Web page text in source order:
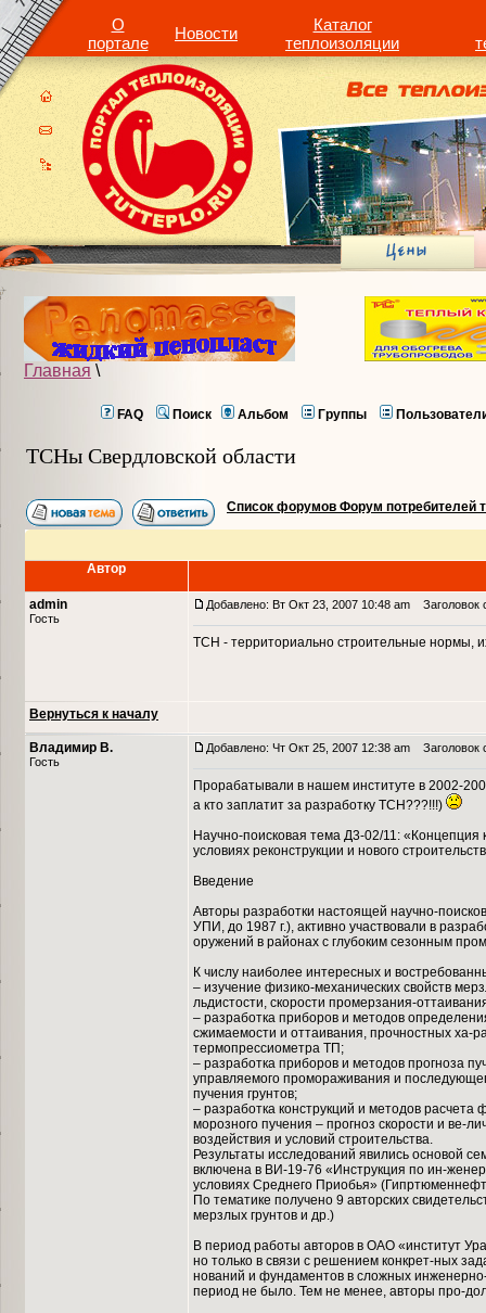
О
портале
Новости
Каталог
теплоизоляции
Главная \
FAQ Поиск Альбом Группы
ТСНы Свердловской области
Список форумов Форум потребителей
Автор
admin
Гость
Добавлено: Вт Окт 23, 2007 10:48 am Заголовок
ТСН - территориально строительные нормы,
Вернуться к началу
Владимир В.
Гость
Добавлено: Чт Окт 25, 2007 12:38 am Заголовок
Прорабатывали в нашем институте в 2002-
а кто заплатит за разработку ТСН???!!!)
Научно-поисковая тема Д3-02/11:
условиях реконструкции и нового
Введение
Авторы разработки настоящей научно-
УПИ, до 1987 г.), активно участвовали в
оружений в районах с глубоким сезонным
К числу наиболее интересных и
– изучение физико-механических свойств
льдистости, скорости промерзания-
– разработка приборов и методов
сжимаемости и оттаивания, прочностных ха-
термопрессиометра ТП;
– разработка приборов и методов прогноза
управляемого промораживания и
пучения грунтов;
– разработка конструкций и методов
морозного пучения – прогноз скорости и ве-
воздействия и условий строительства.
Результаты исследований явились основой
включена в ВИ-19-76 «Инструкция по ин-
условиях Среднего Приобья»
По тематике получено 9 авторских
мерзлых грунтов и др.)
В период работы авторов в ОАО «институт
но только в связи с решением конкрет-ных
нований и фундаментов в сложных инженерно-
период не было. Тем не менее, авторы про-